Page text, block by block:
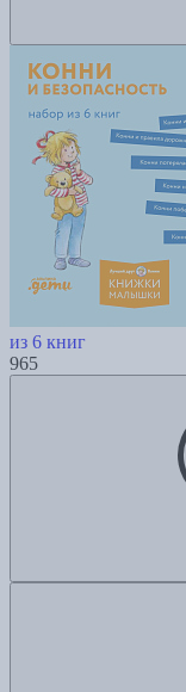
из 6 книг
965